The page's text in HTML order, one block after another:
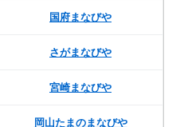
国府まなびや
さがまなびや
宮崎まなびや
岡山たまのまなびや